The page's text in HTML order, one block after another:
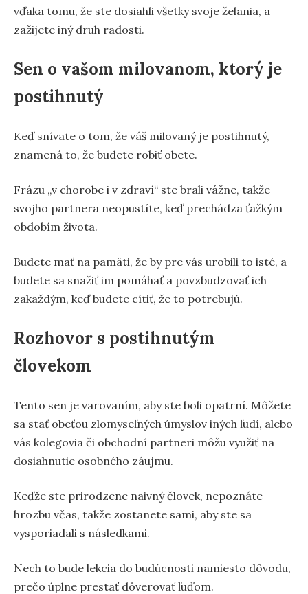
vďaka tomu, že ste dosiahli všetky svoje želania, a
zažijete iný druh radosti.
Sen o vašom milovanom, ktorý je
postihnutý
Keď snívate o tom, že váš milovaný je postihnutý,
znamená to, že budete robiť obete.
Frázu „v chorobe i v zdraví“ ste brali vážne, takže
svojho partnera neopustíte, keď prechádza ťažkým
obdobím života.
Budete mať na pamäti, že by pre vás urobili to isté, a
budete sa snažiť im pomáhať a povzbudzovať ich
zakaždým, keď budete cítiť, že to potrebujú.
Rozhovor s postihnutým
človekom
Tento sen je varovaním, aby ste boli opatrní. Môžete
sa stať obeťou zlomyseľných úmyslov iných ľudí, alebo
vás kolegovia či obchodní partneri môžu využiť na
dosiahnutie osobného záujmu.
Keďže ste prirodzene naivný človek, nepoznáte
hrozbu včas, takže zostanete sami, aby ste sa
vysporiadali s následkami.
Nech to bude lekcia do budúcnosti namiesto dôvodu,
prečo úplne prestať dôverovať ľuďom.